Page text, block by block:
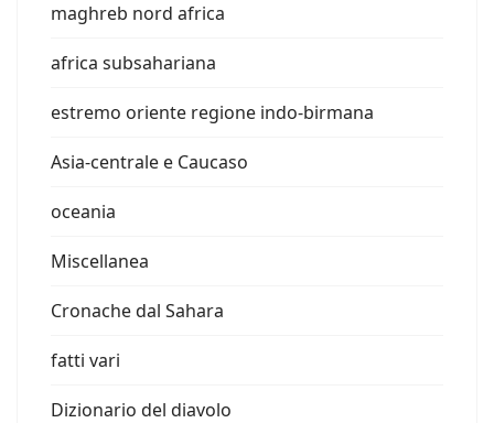
maghreb nord africa
africa subsahariana
estremo oriente regione indo-birmana
Asia-centrale e Caucaso
oceania
Miscellanea
Cronache dal Sahara
fatti vari
Dizionario del diavolo